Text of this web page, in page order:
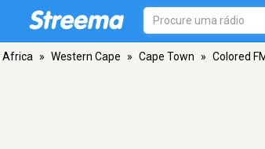
Africa » Western Cape » Cape Town » Colored